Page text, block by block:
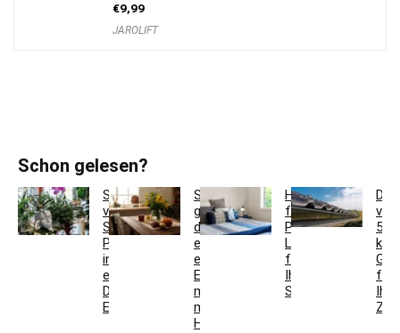
€9,99
JAROLIFT
Schon gelesen?
So
verwandeln
Sie
Pflanzgefäße
in
einzigartige
Deko-
Elemente
So
gestaltest
du
ein
einladendes
Esszimmer
mit
modernen
Holzmöbeln
Hotelbettwäsche
für
Privatkunden:
Luxus
für
Ihr
Schlafzimmer
5
für
Ihr